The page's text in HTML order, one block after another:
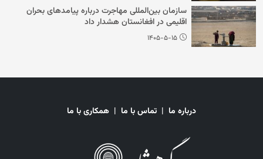
سازمان بین‌المللی مهاجرت درباره پیامدهای بحران
اقلیمی در افغانستان هشدار داد
۱۴۰۵-۵-۱۵
درباره ما | تماس با ما | همکاری با ما